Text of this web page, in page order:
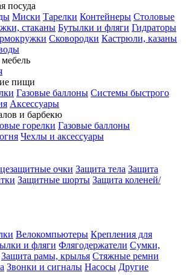
посуда
Миски Тарелки Контейнеры Столовые
стаканы Бутылки и фляги Гидраторы
Сковородки Кастрюли, казаны
пищи
Газовые баллоны Системы быстрого
Аксессуары
и барбекю
горелки Газовые баллоны
Чехлы и аксессуары
очки Защита тела Защита
Защитные шорты Защита коленей/
Велокомпьютеры Крепления для
и фляги Флягодержатели Сумки,
Защита рамы, крылья Стяжные ремни
Звонки и сигналы Насосы Другие